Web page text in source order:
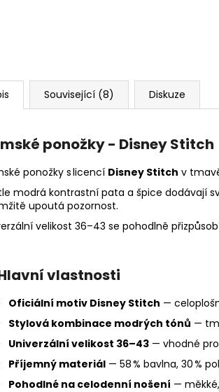
Související (8) Diskuze
ponožky - Disney Stitch
ponožky s licencí Disney Stitch v
modrá kontrastní pata a špice dodávají
upoutá pozornost.
velikost 36–43 se pohodlně
vlastnosti
Oficiální motiv Disney Stitch —
Stylová kombinace modrých tónů —
Univerzální velikost 36–43 — vhodné
Příjemný materiál — 58 % bavlna, 30 %
Pohodlné na celodenní nošení —